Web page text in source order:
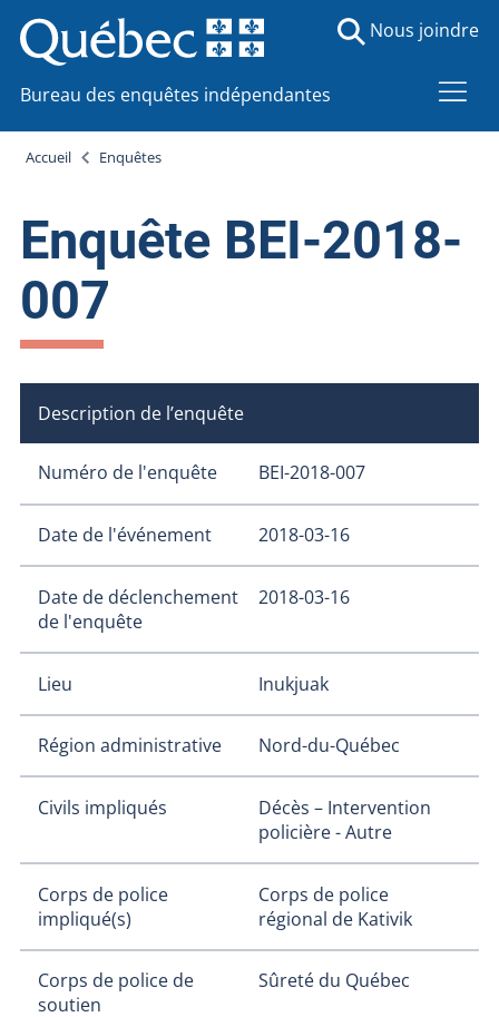
Bureau des enquêtes indépendantes
Nous joindre
Accueil Enquêtes
Enquête BEI-2018-
007
Description de l’enquête
Numéro de l'enquête BEI-2018-007
Date de l'événement 2018-03-16
Date de déclenchement
de l'enquête
2018-03-16
Lieu Inukjuak
Région administrative Nord-du-Québec
Civils impliqués
Décès – Intervention
policière - Autre
Corps de police
impliqué(s)
Corps de police
régional de Kativik
Corps de police de
soutien
Sûreté du Québec